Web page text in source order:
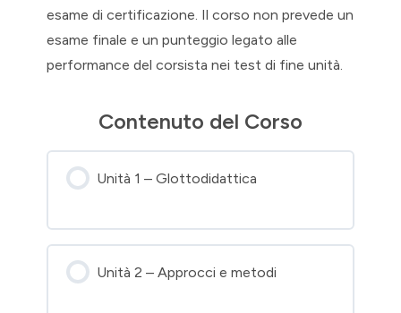
esame di certificazione. Il corso non prevede un
esame finale e un punteggio legato alle
performance del corsista nei test di fine unità.
Contenuto del Corso
Unità 1 – Glottodidattica
Unità 2 – Approcci e metodi